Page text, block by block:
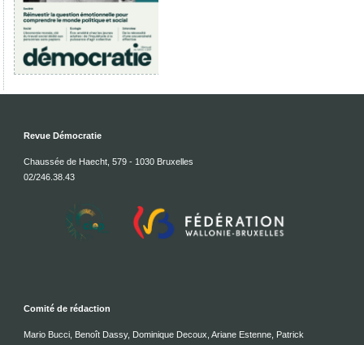
Revue Démocratie
Chaussée de Haecht, 579 - 1030 Bruxelles
02/246.38.43
Comité de rédaction
Mario Bucci, Benoît Dassy, Dominique Decoux, Ariane Estenne, Patrick